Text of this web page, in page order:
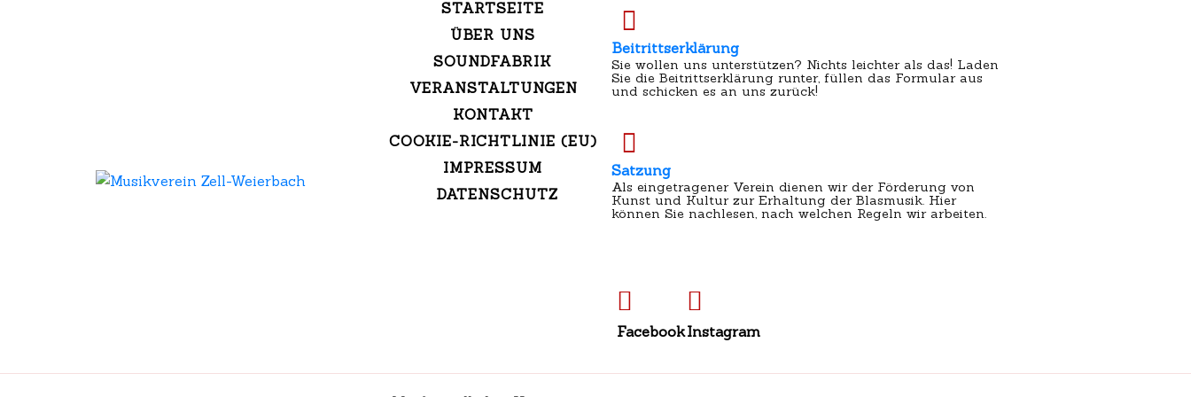
STARTSEITE
ÜBER UNS
SOUNDFABRIK
VERANSTALTUNGEN
KONTAKT
COOKIE-RICHTLINIE (EU)
IMPRESSUM
DATENSCHUTZ
Beitrittserklärung
Sie wollen uns unterstützen? Nichts leichter als das! Laden
Sie die Beitrittserklärung runter, füllen das Formular aus
und schicken es an uns zurück!
Satzung
Als eingetragener Verein dienen wir der Förderung von
Kunst und Kultur zur Erhaltung der Blasmusik. Hier
können Sie nachlesen, nach welchen Regeln wir arbeiten.
FacebookInstagram